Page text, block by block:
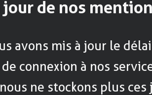
jour de nos
avons mis à jour le
connexion à nos
ne stockons plus